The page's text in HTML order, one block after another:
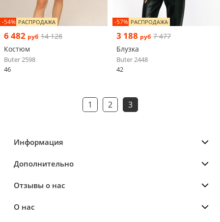
-54% РАСПРОДАЖА
6 482 руб 14 128
Костюм
Buter 2598
46
-57% РАСПРОДАЖА
3 188 руб 7 477
Блузка
Buter 2448
42
1 2 3
Информация
Дополнительно
Отзывы о нас
О нас